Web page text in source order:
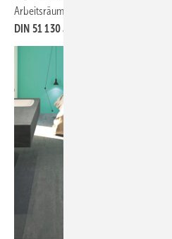
Arbeitsräume und Arbeitsbereiche mit
DIN 51 130auf ähnliche Art geprüft.